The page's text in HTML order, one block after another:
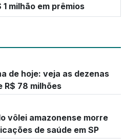
milhão em prêmios
de hoje: veja as dezenas
R$ 78 milhões
vôlei amazonense morre
de saúde em SP